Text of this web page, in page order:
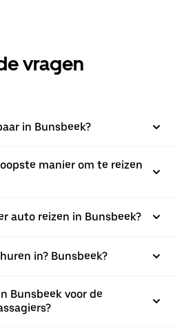
vragen
in Bunsbeek?
manier om te reizen
auto reizen in Bunsbeek?
in? Bunsbeek?
Bunsbeek voor de